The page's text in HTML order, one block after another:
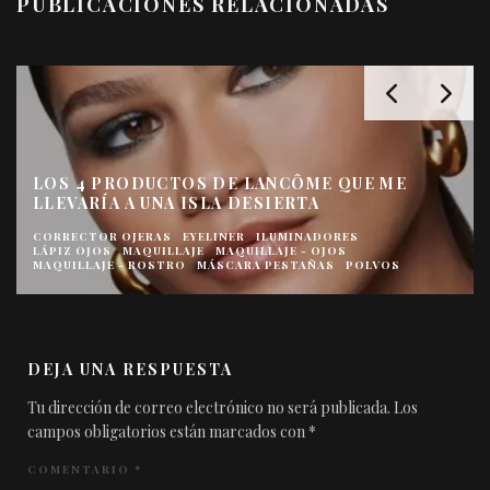
LOS 4 PRODUCTOS DE LANCÔME QUE ME
LLEVARÍA A UNA ISLA DESIERTA
CORRECTOR OJERAS EYELINER
ILUMINADORES
LÁPIZ OJOS
MAQUILLAJE
MAQUILLAJE - OJOS
MAQUILLAJE - ROSTRO
MÁSCARA PESTAÑAS POLVOS
DEJA UNA RESPUESTA
Tu dirección de correo electrónico no será publicada. Los
campos obligatorios están marcados con *
COMENTARIO *